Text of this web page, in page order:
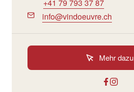
+41 79 793 37 87
info@vindoeuvre.ch
Mehr dazu